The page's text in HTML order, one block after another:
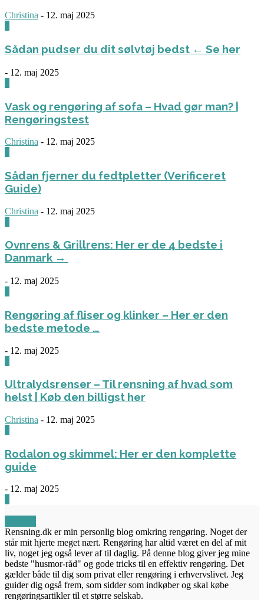
Christina - 12. maj 2025
Sådan pudser du dit sølvtøj bedst ← Se her
- 12. maj 2025
Vask og rengøring af sofa – Hvad gør man? |
Rengøringstest
Christina - 12. maj 2025
Sådan fjerner du fedtpletter (Verificeret
Guide)
Christina - 12. maj 2025
Ovnrens & Grillrens: Her er de 4 bedste i
Danmark →
- 12. maj 2025
Rengøring af fliser og klinker – Her er den
bedste metode …
- 12. maj 2025
Ultralydsrenser – Til rensning af hvad som
helst | Køb den billigst her
Christina - 12. maj 2025
Rodalon og skimmel: Her er den komplette
guide
- 12. maj 2025
Rensning.dk er min personlig blog omkring rengøring. Noget der
står mit hjerte meget nært. Rengøring har altid været en del af mit
liv, noget jeg også lever af til daglig. På denne blog giver jeg mine
bedste "husmor-råd" og gode tricks til en effektiv rengøring. Det
gælder både til dig som privat eller rengøring i erhvervslivet. Jeg
guider dig også frem, som sidder som indkøber og skal købe
rengøringsartikler til et større selskab.